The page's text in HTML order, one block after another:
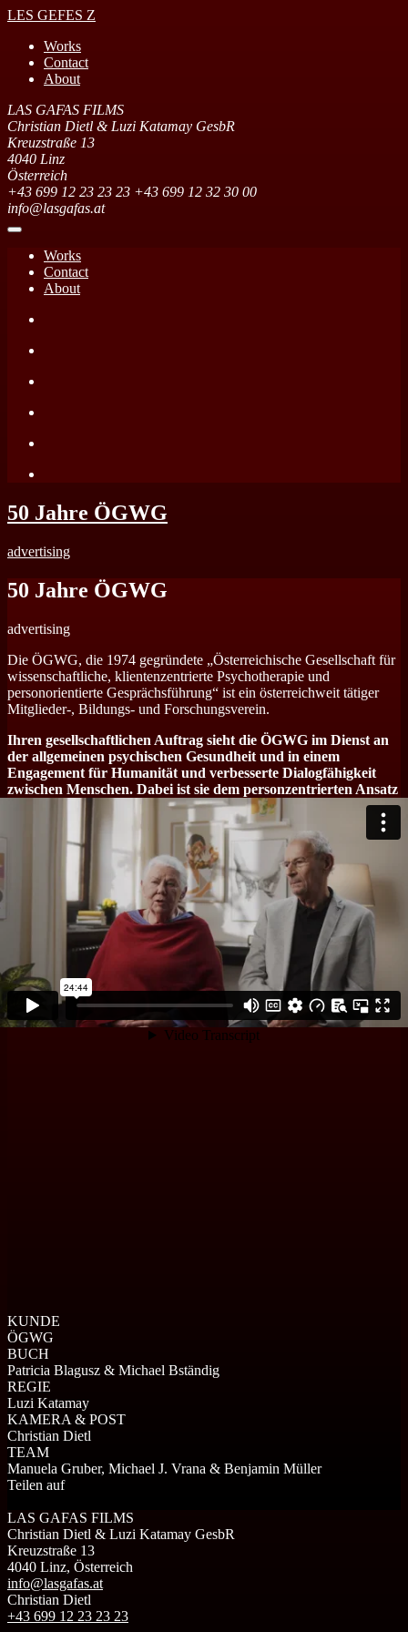
LES GEFES Z
Works
Contact
About
LAS GAFAS FILMS
Christian Dietl & Luzi Katamay GesbR
Kreuzstraße 13
4040 Linz
Österreich
+43 699 12 23 23 23 +43 699 12 32 30 00
info@lasgafas.at
Works
Contact
About
50 Jahre ÖGWG
advertising
50 Jahre ÖGWG
advertising
Die ÖGWG, die 1974 gegründete „Österreichische Gesellschaft für
wissenschaftliche, klientenzentrierte Psychotherapie und
personorientierte Gesprächsführung“ ist ein österreichweit tätiger
Mitglieder-, Bildungs- und Forschungsverein.
Ihren gesellschaftlichen Auftrag sieht die ÖGWG im Dienst an
der allgemeinen psychischen Gesundheit und in einem
Engagement für Humanität und verbesserte Dialogfähigkeit
zwischen Menschen. Dabei ist sie dem personzentrierten Ansatz
von Carl Rogers in seinen vielfältigen Anwendungen
(Psychotherapie, Supervision, Gesprächsführung) verpflichtet.
Was für eine schöne Aufgabe, den Jubiläumsfilm zum 50.
Vereinsgeburtstag gestalten zu dürfen! So eine bunte Fülle an
Menschlichkeit, Redekunst, Lebensweisheit, Nächstenliebe,
Wortgewandtheit und Sprachwitz bekommt man wirklich selten vor
die Kamera. Muss wohl am Beruf liegen…
KUNDE
ÖGWG
BUCH
Patricia Blagusz & Michael Bständig
REGIE
Luzi Katamay
KAMERA & POST
Christian Dietl
TEAM
Manuela Gruber, Michael J. Vrana & Benjamin Müller
Teilen auf
LAS GAFAS FILMS
Christian Dietl & Luzi Katamay GesbR
Kreuzstraße 13
4040 Linz, Österreich
info@lasgafas.at
Christian Dietl
+43 699 12 23 23 23